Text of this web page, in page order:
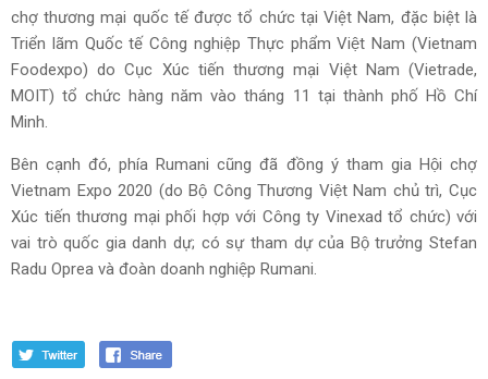
chợ thương mại quốc tế được tổ chức tại Việt Nam, đặc biệt là
Triển lãm Quốc tế Công nghiệp Thực phẩm Việt Nam (Vietnam
Foodexpo) do Cục Xúc tiến thương mại Việt Nam (Vietrade,
MOIT) tổ chức hàng năm vào tháng 11 tại thành phố Hồ Chí
Minh.
Bên cạnh đó, phía Rumani cũng đã đồng ý tham gia Hội chợ
Vietnam Expo 2020 (do Bộ Công Thương Việt Nam chủ trì, Cục
Xúc tiến thương mại phối hợp với Công ty Vinexad tổ chức) với
vai trò quốc gia danh dự; có sự tham dự của Bộ trưởng Stefan
Radu Oprea và đoàn doanh nghiệp Rumani.